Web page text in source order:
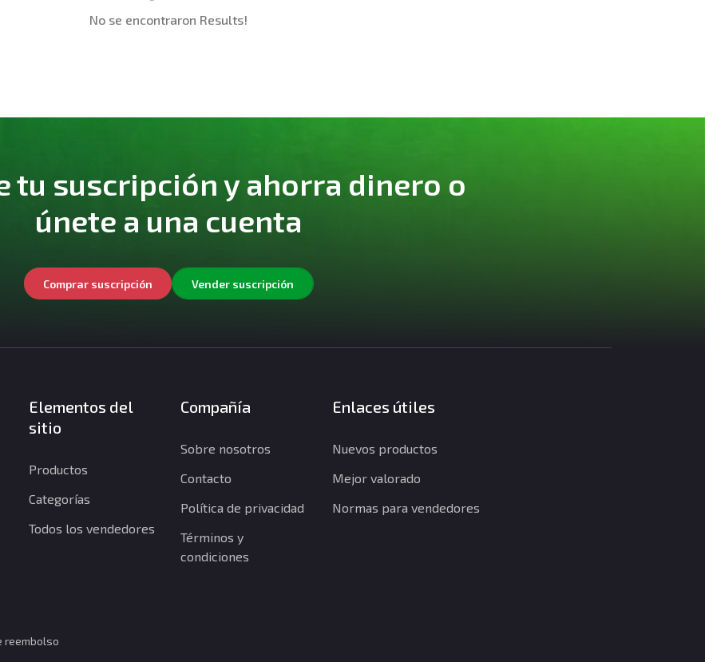
No se encontraron Results!
tu suscripción y ahorra dinero o
únete a una cuenta
Comprar suscripción Vender suscripción
Elementos del
sitio
Productos
Categorías
Todos los vendedores
Compañía
Sobre nosotros
Contacto
Política de privacidad
Términos y
condiciones
Enlaces útiles
Nuevos productos
Mejor valorado
Normas para vendedores
reembolso